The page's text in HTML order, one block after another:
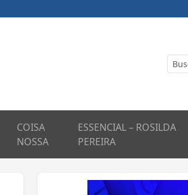
COISA
NOSSA
ESSENCIAL – ROSILDA
PEREIRA